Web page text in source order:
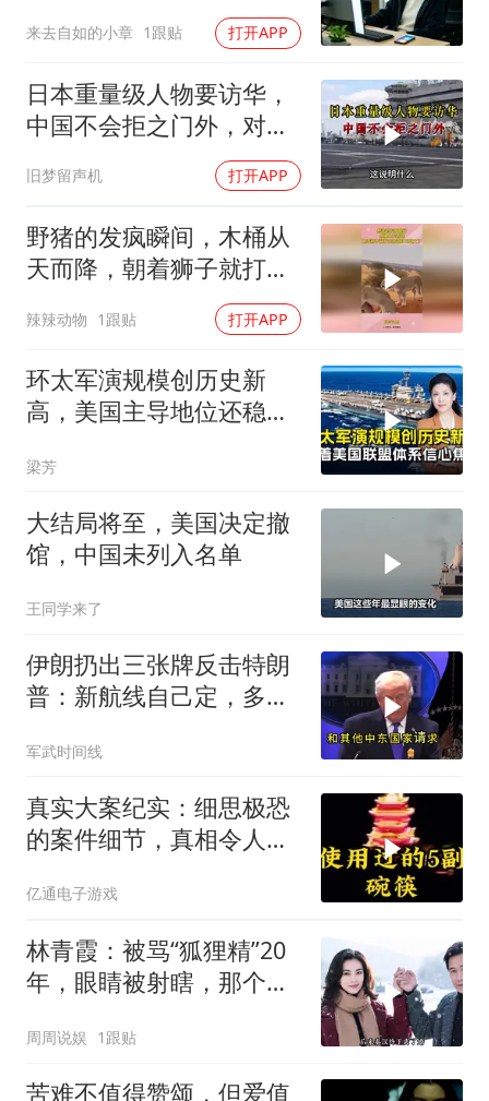
来去自如的小章 1跟贴 打开APP
日本重量级人物要访华，
中国不会拒之门外，对日
旧梦留声机 打开APP
野猪的发疯瞬间，木桶从
天而降，朝着狮子就打去
辣辣动物 1跟贴 打开APP
环太军演规模创历史新
高，美国主导地位还稳得
梁芳
大结局将至，美国决定撤
馆，中国未列入名单
王同学来了
伊朗扔出三张牌反击特朗
普：新航线自己定，多国
前状态
军武时间线
真实大案纪实：细思极恐
的案件细节，真相令人脊
亿通电子游戏
林青霞：被骂“狐狸精”20
年，眼睛被射瞎，那个男
钱？”
周周说娱 1跟贴
苦难不值得赞颂，但爱值